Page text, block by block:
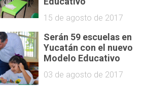
15 de agosto de 2017
Serán 59 escuelas en
Yucatán con el nuevo
Modelo Educativo
03 de agosto de 2017